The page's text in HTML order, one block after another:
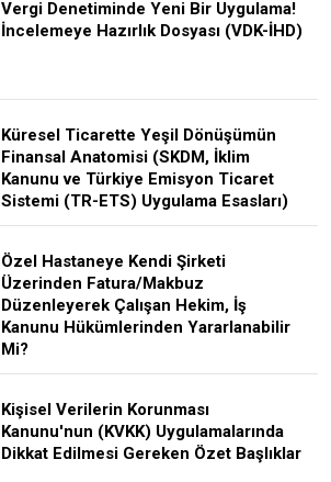
Vergi Denetiminde Yeni Bir Uygulama!
İncelemeye Hazırlık Dosyası (VDK-İHD)
Küresel Ticarette Yeşil Dönüşümün
Finansal Anatomisi (SKDM, İklim
Kanunu ve Türkiye Emisyon Ticaret
Sistemi (TR-ETS) Uygulama Esasları)
Özel Hastaneye Kendi Şirketi
Üzerinden Fatura/Makbuz
Düzenleyerek Çalışan Hekim, İş
Kanunu Hükümlerinden Yararlanabilir
Mi?
Kişisel Verilerin Korunması
Kanunu'nun (KVKK) Uygulamalarında
Dikkat Edilmesi Gereken Özet Başlıklar